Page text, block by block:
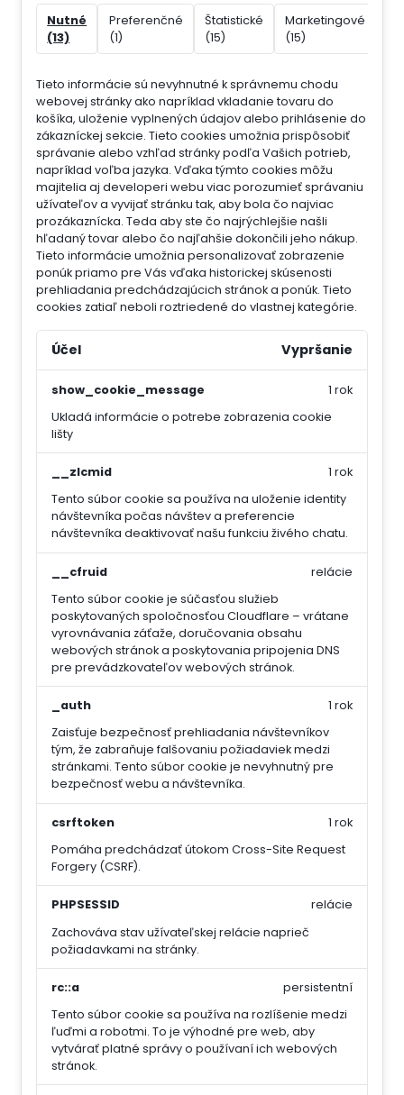
Nutné
(13)
Preferenčné
(1)
Štatistické
(15)
Marketingové
(15)
Tieto informácie sú nevyhnutné k správnemu chodu
webovej stránky ako napríklad vkladanie tovaru do
košíka, uloženie vyplnených údajov alebo prihlásenie do
zákazníckej sekcie. Tieto cookies umožnia prispôsobiť
správanie alebo vzhľad stránky podľa Vašich potrieb,
napríklad voľba jazyka. Vďaka týmto cookies môžu
majitelia aj developeri webu viac porozumieť správaniu
užívateľov a vyvijať stránku tak, aby bola čo najviac
prozákaznícka. Teda aby ste čo najrýchlejšie našli
hľadaný tovar alebo čo najľahšie dokončili jeho nákup.
Tieto informácie umožnia personalizovať zobrazenie
ponúk priamo pre Vás vďaka historickej skúsenosti
prehliadania predchádzajúcich stránok a ponúk. Tieto
cookies zatiaľ neboli roztriedené do vlastnej kategórie.
Účel Vypršanie
show_cookie_message
Ukladá informácie o potrebe zobrazenia cookie
lišty
1 rok
__zlcmid
Tento súbor cookie sa používa na uloženie identity
návštevníka počas návštev a preferencie
návštevníka deaktivovať našu funkciu živého chatu.
1 rok
__cfruid
Tento súbor cookie je súčasťou služieb
poskytovaných spoločnosťou Cloudflare – vrátane
vyrovnávania záťaže, doručovania obsahu
webových stránok a poskytovania pripojenia DNS
pre prevádzkovateľov webových stránok.
relácie
_auth
Zaisťuje bezpečnosť prehliadania návštevníkov
tým, že zabraňuje falšovaniu požiadaviek medzi
stránkami. Tento súbor cookie je nevyhnutný pre
bezpečnosť webu a návštevníka.
1 rok
csrftoken
Pomáha predchádzať útokom Cross-Site Request
Forgery (CSRF).
1 rok
PHPSESSID
Zachováva stav užívateľskej relácie naprieč
požiadavkami na stránky.
relácie
rc::a
Tento súbor cookie sa používa na rozlíšenie medzi
ľuďmi a robotmi. To je výhodné pre web, aby
vytvárať platné správy o používaní ich webových
stránok.
persistentní